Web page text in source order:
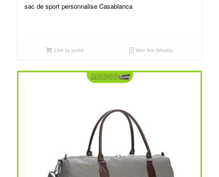
sac de sport personnalise Casablanca
Lire la suite Voir les détails